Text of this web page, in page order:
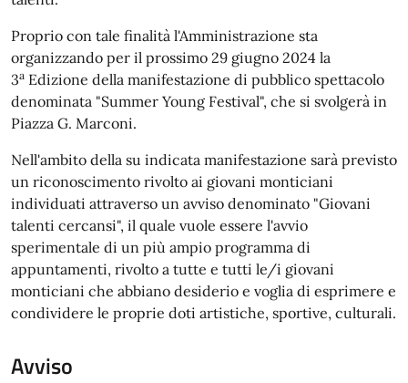
Proprio con tale finalità l'Amministrazione sta
organizzando per il prossimo 29 giugno 2024 la
3a Edizione della manifestazione di pubblico spettacolo
denominata "Summer Young Festival", che si svolgerà in
Piazza G. Marconi.
Nell'ambito della su indicata manifestazione sarà previsto
un riconoscimento rivolto ai giovani monticiani
individuati attraverso un avviso denominato "Giovani
talenti cercansi", il quale vuole essere l'avvio
sperimentale di un più ampio programma di
appuntamenti, rivolto a tutte e tutti le/i giovani
monticiani che abbiano desiderio e voglia di esprimere e
condividere le proprie doti artistiche, sportive, culturali.
Avviso